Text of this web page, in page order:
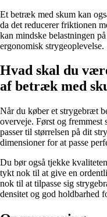
Et betræk med skum kan
da det reducerer friktionen
kan mindske belastningen
ergonomisk strygeoplevelse.
Hvad skal du
af betræk med
Når du køber et strygebræt
overveje. Først og
passer til størrelsen på dit
dimensioner for at passe
Du bør også tjekke
tykt nok til at give en
nok til at tilpasse sig
densitet og god holdbarhed